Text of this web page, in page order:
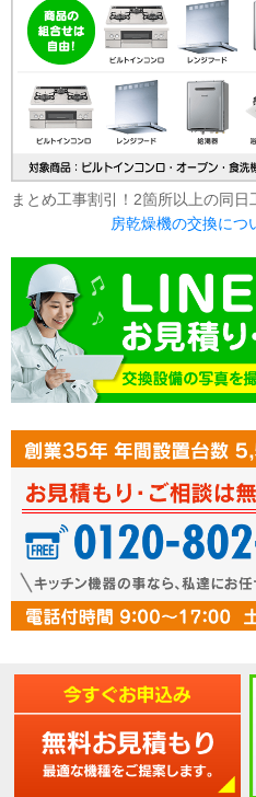
まとめ工事割引！2箇所以上の同日
房乾燥機の交換につ